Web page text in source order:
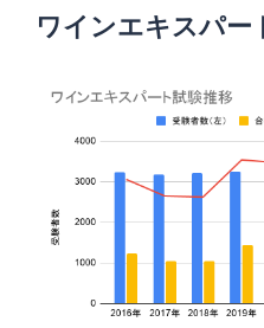
ワインエキスパー